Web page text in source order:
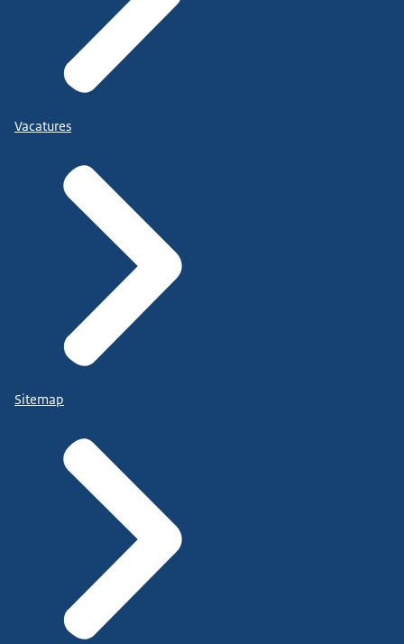
Vacatures
Sitemap